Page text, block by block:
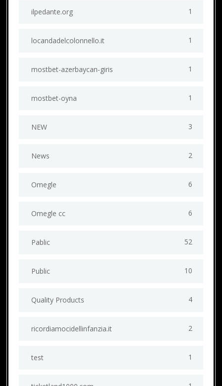
ilpedante.org 1
locandadelcolonnello.it 1
mostbet-azerbaycan-giris 1
mostbet-oyna 1
NEW 3
News 2
Omegle 6
Omegle cc 6
Pablic 52
Public 10
Quality Products 4
ricordiamocidellinfanzia.it 2
test 1